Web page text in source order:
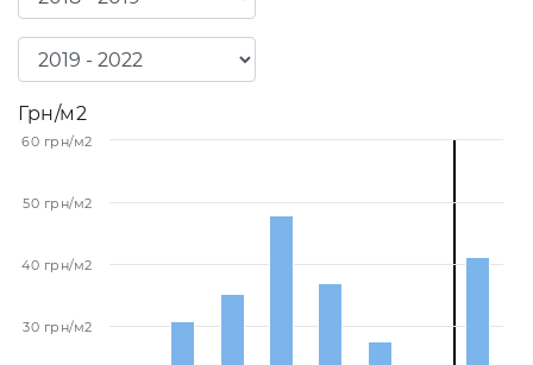
Грн/м2
30 грн/м2
40 грн/м2
50 грн/м2
60 грн/м2